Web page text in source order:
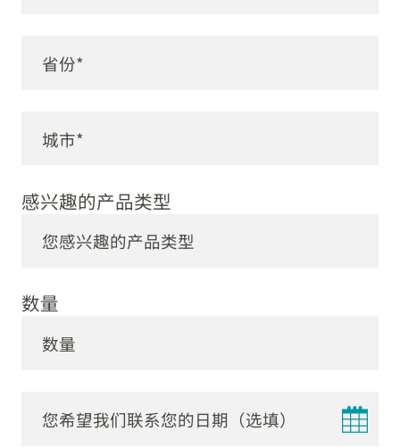
感兴趣的产品类型
数量
DD